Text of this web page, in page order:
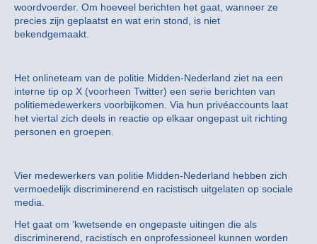
woordvoerder. Om hoeveel berichten het gaat, wanneer ze
precies zijn geplaatst en wat erin stond, is niet
bekendgemaakt.
Het onlineteam van de politie Midden-Nederland ziet na een
interne tip op X (voorheen Twitter) een serie berichten van
politiemedewerkers voorbijkomen. Via hun privéaccounts laat
het viertal zich deels in reactie op elkaar ongepast uit richting
personen en groepen.
Vier medewerkers van politie Midden-Nederland hebben zich
vermoedelijk discriminerend en racistisch uitgelaten op sociale
media.
Het gaat om ‘kwetsende en ongepaste uitingen die als
discriminerend, racistisch en onprofessioneel kunnen worden